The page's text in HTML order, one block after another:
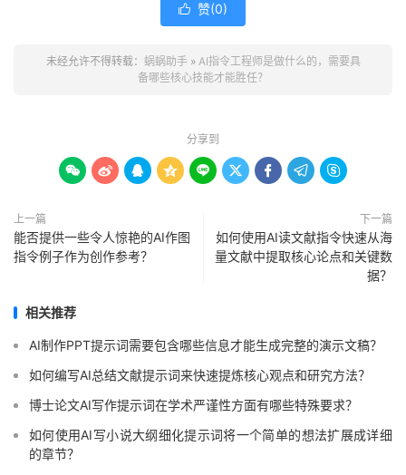
 赞(0)
未经允许不得转载： 蜗蜗助手» AI指令工程师是做什么的，需要具
备哪些核心技能才能胜任？
分享到
        
上一篇
能否提供一些令人惊艳的AI作图
指令例子作为创作参考？
下一篇
如何使用AI读文献指令快速从海
量文献中提取核心论点和关键数
据？
相关推荐
AI制作PPT提示词需要包含哪些信息才能生成完整的演示文稿？
如何编写AI总结文献提示词来快速提炼核心观点和研究方法？
博士论文AI写作提示词在学术严谨性方面有哪些特殊要求？
如何使用AI写小说大纲细化提示词将一个简单的想法扩展成详细
的章节？